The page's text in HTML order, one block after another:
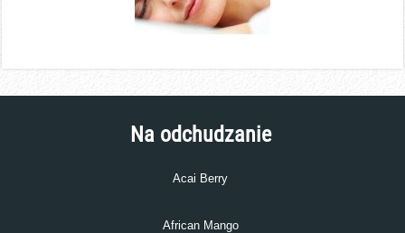
Na odchudzanie
Acai Berry
African Mango